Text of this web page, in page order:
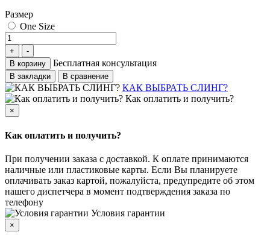
Размер
One Size
В корзину Бесплатная консультация
В закладки В сравнение
КАК ВЫБРАТЬ СЛИНГ?
Как оплатить и получить?
×
Как оплатить и получить?
При получении заказа с доставкой. К оплате принимаются
наличные или пластиковые карты. Если Вы планируете
оплачивать заказ картой, пожалуйста, предупредите об этом
нашего диспетчера в момент подтверждения заказа по
телефону
Условия гарантии
×